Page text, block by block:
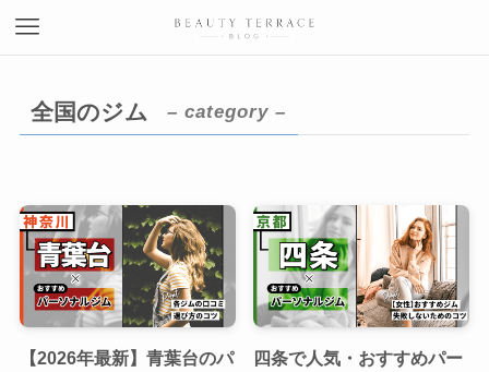
全国のジム – category –
【2026年最新】青葉台のパ
四条で人気・おすすめパー